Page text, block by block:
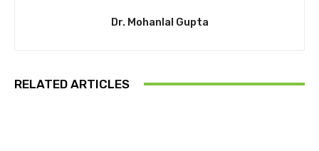
Dr. Mohanlal Gupta
RELATED ARTICLES